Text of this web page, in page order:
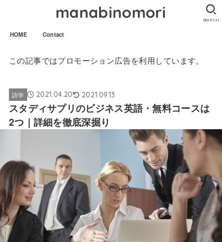
manabinomori
HOME Contact
SEARCH
この記事ではプロモーション広告を利用しています。
語学 2021.04.20 2021.09.13
スタディサプリのビジネス英語・無料コースは
2つ｜詳細を徹底深掘り